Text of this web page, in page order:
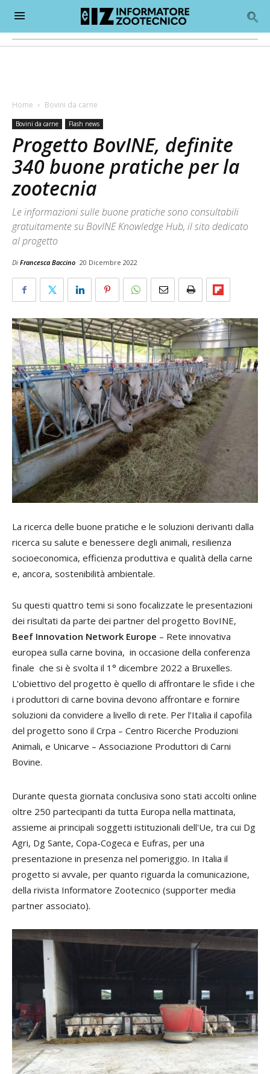
Home Bovini da carne
Bovini da carne Flash news
Progetto BovINE, definite
340 buone pratiche per la
zootecnia
Le informazioni sulle buone pratiche sono consultabili
gratuitamente su BovINE Knowledge Hub, il sito dedicato
al progetto
Di Francesca Baccino 20 Dicembre 2022
La ricerca delle buone pratiche e le soluzioni derivanti dalla
ricerca su salute e benessere degli animali, resilienza
socioeconomica, efficienza produttiva e qualità della carne
e, ancora, sostenibilità ambientale.
Su questi quattro temi si sono focalizzate le presentazioni
dei risultati da parte dei partner del progetto BovINE,
Beef Innovation Network Europe – Rete innovativa
europea sulla carne bovina, in occasione della conferenza
finale che si è svolta il 1° dicembre 2022 a Bruxelles.
L'obiettivo del progetto è quello di affrontare le sfide i che
i produttori di carne bovina devono affrontare e fornire
soluzioni da convidere a livello di rete. Per l’Italia il capofila
del progetto sono il Crpa – Centro Ricerche Produzioni
Animali, e Unicarve – Associazione Produttori di Carni
Bovine.
Durante questa giornata conclusiva sono stati accolti online
oltre 250 partecipanti da tutta Europa nella mattinata,
assieme ai principali soggetti istituzionali dell'Ue, tra cui Dg
Agri, Dg Sante, Copa-Cogeca e Eufras, per una
presentazione in presenza nel pomeriggio. In Italia il
progetto si avvale, per quanto riguarda la comunicazione,
della rivista Informatore Zootecnico (supporter media
partner associato).